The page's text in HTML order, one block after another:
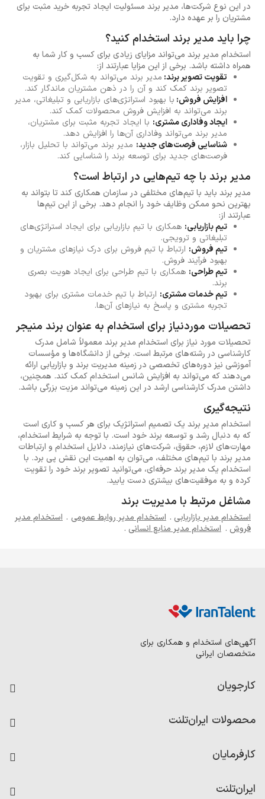
در این نوع شرکت‌ها، مدیر برند مسئولیت ایجاد تجربه خرید مثبت برای
مشتریان را بر عهده دارد.
چرا باید مدیر برند استخدام کنید؟
استخدام مدیر برند می‌تواند مزایای زیادی برای کسب و کار شما به
همراه داشته باشد. برخی از این مزایا عبارتند از:
تقویت تصویر برند: مدیر برند می‌تواند به شکل‌گیری و تقویت
تصویر برند کمک کند و آن را در ذهن مشتریان ماندگار کند.
افزایش فروش: با بهبود استراتژی‌های بازاریابی و تبلیغاتی، مدیر
برند می‌تواند به افزایش فروش محصولات کمک کند.
ایجاد وفاداری مشتری: با ایجاد تجربه مثبت برای مشتریان،
مدیر برند می‌تواند وفاداری آن‌ها را افزایش دهد.
شناسایی فرصت‌های جدید: مدیر برند می‌تواند با تحلیل بازار،
فرصت‌های جدید برای توسعه برند را شناسایی کند.
مدیر برند با چه تیم‌هایی در ارتباط است؟
مدیر برند باید با تیم‌های مختلفی در سازمان همکاری کند تا بتواند به
بهترین نحو ممکن وظایف خود را انجام دهد. برخی از این تیم‌ها
عبارتند از:
تیم بازاریابی: همکاری با تیم بازاریابی برای ایجاد استراتژی‌های
تبلیغاتی و ترویجی.
تیم فروش: ارتباط با تیم فروش برای درک نیازهای مشتریان و
بهبود فرآیند فروش.
تیم طراحی: همکاری با تیم طراحی برای ایجاد هویت بصری
برند.
تیم خدمات مشتری: ارتباط با تیم خدمات مشتری برای بهبود
تجربه مشتری و پاسخ به نیازهای آن‌ها.
تحصیلات موردنیاز برای استخدام به عنوان برند منیجر
تحصیلات مورد نیاز برای استخدام مدیر برند معمولاً شامل مدرک
کارشناسی در رشته‌های مرتبط است. برخی از دانشگاه‌ها و مؤسسات
آموزشی نیز دوره‌های تخصصی در زمینه مدیریت برند و بازاریابی ارائه
می‌دهند که می‌تواند به افزایش شانس استخدام کمک کند. همچنین،
داشتن مدرک کارشناسی ارشد در این زمینه می‌تواند مزیت بزرگی باشد.
نتیجه‌گیری
استخدام مدیر برند یک تصمیم استراتژیک برای هر کسب و کاری است
که به دنبال رشد و توسعه برند خود است. با توجه به شرایط استخدام،
مهارت‌های لازم، حقوق، شرکت‌های نیازمند، دلایل استخدام و ارتباطات
مدیر برند با تیم‌های مختلف، می‌توان به اهمیت این نقش پی برد. با
استخدام یک مدیر برند حرفه‌ای، می‌توانید تصویر برند خود را تقویت
کرده و به موفقیت‌های بیشتری دست یابید.
مشاغل مرتبط با مدیریت برند
استخدام مدیر بازاریابی . استخدام مدیر روابط عمومی . استخدام مدیر
فروش . استخدام مدیر منابع انسانی .
آگهی‌های استخدام و همکاری برای
متخصصان ایرانی
کارجویان
رزومه ساز
امتیاز شرکت‌ها
محصولات ایران‌تلنت
کاردیکس
کارفرمایان
ایران‌تلنت